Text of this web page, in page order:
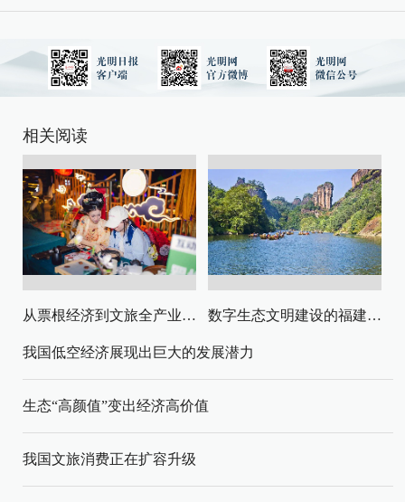
相关阅读
从票根经济到文旅全产业链升级 数字生态文明建设的福建路径与启示
我国低空经济展现出巨大的发展潜力
生态“高颜值”变出经济高价值
我国文旅消费正在扩容升级